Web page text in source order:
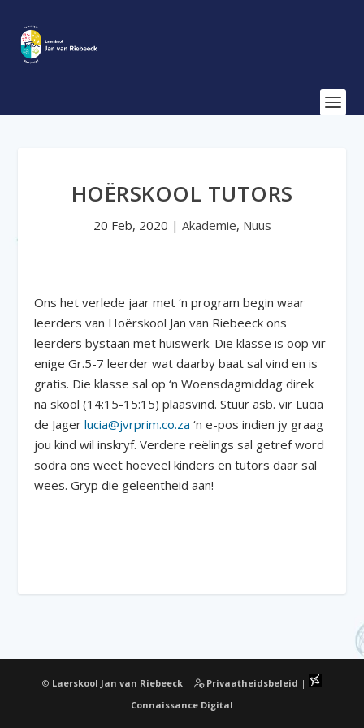
HOËRSKOOL TUTORS
20 Feb, 2020 | Akademie, Nuus
Ons het verlede jaar met ‘n program begin waar
leerders van Hoërskool Jan van Riebeeck ons
leerders bystaan met huiswerk. Die klasse is oop vir
enige Gr.5-7 leerder wat daarby baat sal vind en is
gratis. Die klasse sal op ‘n Woensdagmiddag direk
na skool (14:15-15:15) plaasvind. Stuur asb. vir Lucia
de Jagerlucia@jvrprim.co.za ‘n e-pos indien jy graag
jou kind wil inskryf. Verdere reëlings sal getref word
sodra ons weet hoeveel kinders en tutors daar sal
wees. Gryp die geleentheid aan!
© Laerskool Jan van Riebeeck| Privaatheidsbeleid |
Connaissance Digital